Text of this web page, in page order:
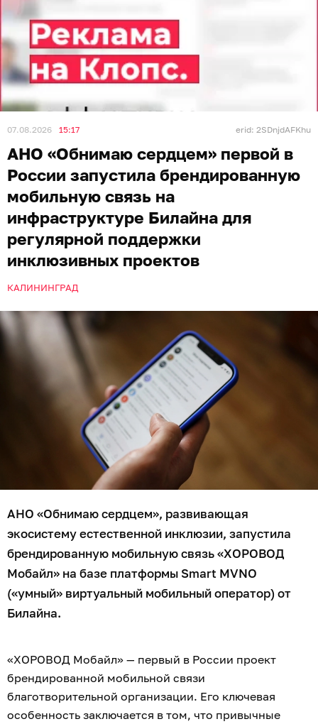
07.08.2026 15:17 erid: 2SDnjdAFKhu
АНО «Обнимаю сердцем» первой в
России запустила брендированную
мобильную связь на
инфраструктуре Билайна для
регулярной поддержки
инклюзивных проектов
КАЛИНИНГРАД
АНО «Обнимаю сердцем», развивающая
экосистему естественной инклюзии, запустила
брендированную мобильную связь «ХОРОВОД
Мобайл» на базе платформы Smart MVNO
(«умный» виртуальный мобильный оператор) от
Билайна.
«ХОРОВОД Мобайл» — первый в России проект
брендированной мобильной связи
благотворительной организации. Его ключевая
особенность заключается в том, что привычные